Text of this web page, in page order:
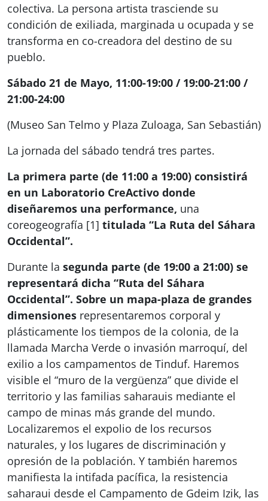
colectiva. La persona artista trasciende su
condición de exiliada, marginada u ocupada y se
transforma en co-creadora del destino de su
pueblo.
Sábado 21 de Mayo, 11:00-19:00 / 19:00-21:00 /
21:00-24:00
(Museo San Telmo y Plaza Zuloaga, San Sebastián)
La jornada del sábado tendrá tres partes.
La primera parte (de 11:00 a 19:00) consistirá
en un Laboratorio CreActivo donde
diseñaremos una performance, una
coreogeografía [1] titulada “La Ruta del Sáhara
Occidental”.
Durante la segunda parte (de 19:00 a 21:00) se
representará dicha “Ruta del Sáhara
Occidental”. Sobre un mapa-plaza de grandes
dimensiones representaremos corporal y
plásticamente los tiempos de la colonia, de la
llamada Marcha Verde o invasión marroquí, del
exilio a los campamentos de Tinduf. Haremos
visible el “muro de la vergüenza” que divide el
territorio y las familias saharauis mediante el
campo de minas más grande del mundo.
Localizaremos el expolio de los recursos
naturales, y los lugares de discriminación y
opresión de la población. Y también haremos
manifiesta la intifada pacífica, la resistencia
saharaui desde el Campamento de Gdeim Izik, las